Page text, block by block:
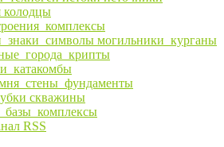
колодцы
могильники_курганы
скважины
RSS